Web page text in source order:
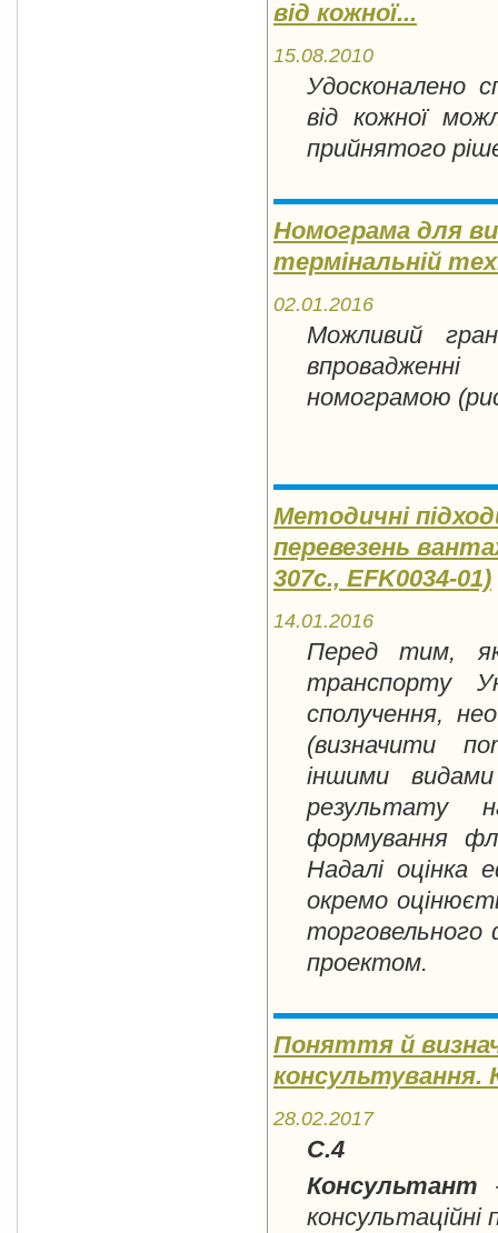
від кожної...
15.08.2010
Удосконалено
від кожної
прийнятого
Номограма для
термінальній
02.01.2016
Можливий
номограмою
Методичні
перевезень
307c., EFK0034-01)
14.01.2016
Перед тим, як
транспорту
сполучення,
(визначити
іншими
результату
формування
Надалі оцінка
окремо
торговельного
проектом.
Поняття й
консультування.
28.02.2017
С.4
Консультант
консультаційні